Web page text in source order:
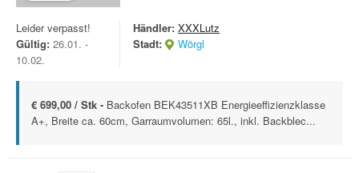
Leider verpasst!
Gültig: 26.01. -
10.02.
Händler: XXXLutz
Stadt:
Wörgl
€ 699,00 / Stk - Backofen BEK43511XB Energieeffizienzklasse
A+, Breite ca. 60cm, Garraumvolumen: 65l., inkl. Backblec...